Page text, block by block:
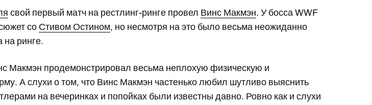
свой первый матч на рестлинг-ринге провел Винс Макмэн. У босса WWF
со Стивом Остином, но несмотря на это было весьма неожиданно
на ринге.
Макмэн продемонстрировал весьма неплохую физическую и
А слухи о том, что Винс Макмэн частенько любил шутливо выяснить
на вечеринках и попойках были известны давно. Ровно как и слухи